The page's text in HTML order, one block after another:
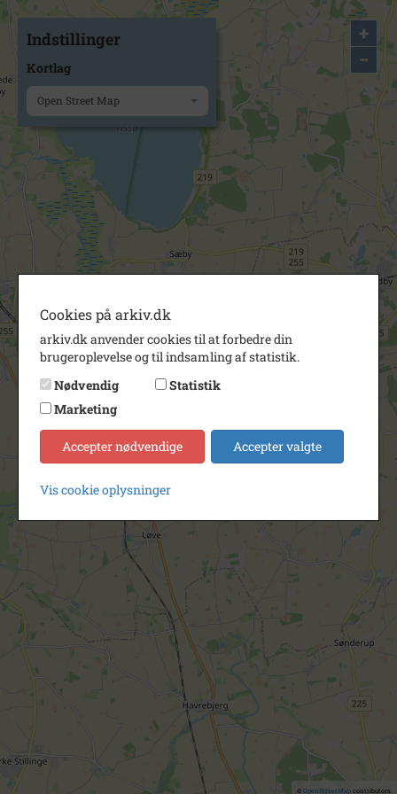
+
−
© OpenStreetMapcontributors.
Indstillinger
Kortlag
Open Street Map
Cookies på arkiv.dk
arkiv.dk anvender cookies til at forbedre din
brugeroplevelse og til indsamling af statistik.
Nødvendig
Statistik
Marketing
Accepter nødvendige Accepter valgte
Vis cookie oplysninger